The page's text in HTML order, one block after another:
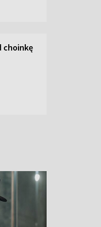
choinkę